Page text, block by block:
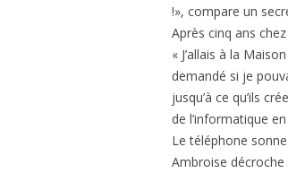
!», compare un
Après cinq ans
« J’allais à la
demandé si je
jusqu’à ce qu’ils
de l’informatique
Le téléphone sonne.
Ambroise décroche